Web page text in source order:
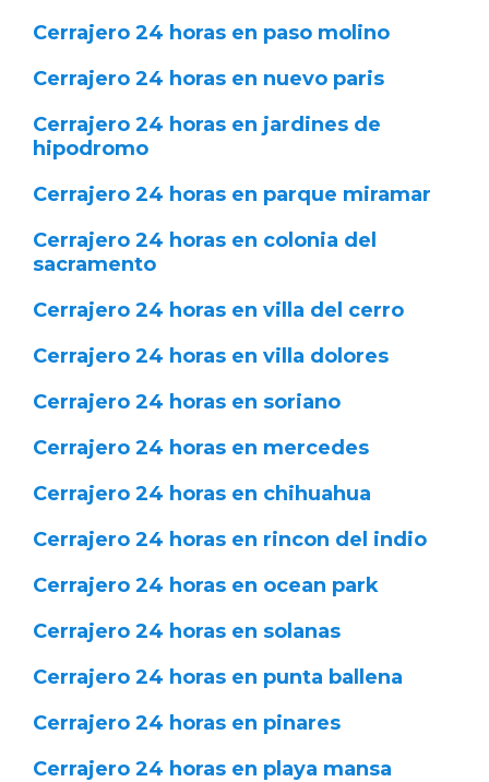
Cerrajero 24 horas en paso molino
Cerrajero 24 horas en nuevo paris
Cerrajero 24 horas en jardines de
hipodromo
Cerrajero 24 horas en parque miramar
Cerrajero 24 horas en colonia del
sacramento
Cerrajero 24 horas en villa del cerro
Cerrajero 24 horas en villa dolores
Cerrajero 24 horas en soriano
Cerrajero 24 horas en mercedes
Cerrajero 24 horas en chihuahua
Cerrajero 24 horas en rincon del indio
Cerrajero 24 horas en ocean park
Cerrajero 24 horas en solanas
Cerrajero 24 horas en punta ballena
Cerrajero 24 horas en pinares
Cerrajero 24 horas en playa mansa